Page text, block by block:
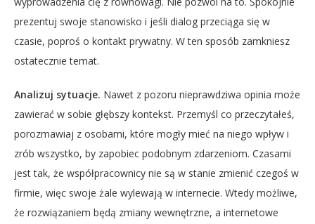
prezentuj swoje stanowisko i jeśli dialog przeciąga się w
czasie, poproś o kontakt prywatny. W ten sposób zamkniesz
ostatecznie temat.
Analizuj sytuacje. Nawet z pozoru nieprawdziwa opinia może
zawierać w sobie głębszy kontekst. Przemyśl co przeczytałeś,
porozmawiaj z osobami, które mogły mieć na niego wpływ i
zrób wszystko, by zapobiec podobnym zdarzeniom. Czasami
jest tak, że współpracownicy nie są w stanie zmienić czegoś w
firmie, więc swoje żale wylewają w internecie. Wtedy możliwe,
że rozwiązaniem będą zmiany wewnętrzne, a internetowe